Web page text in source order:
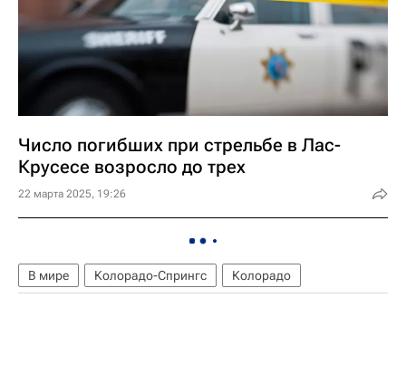
Число погибших при стрельбе в Лас-
Крусесе возросло до трех
22 марта 2025, 19:26
В мире Колорадо-Спрингс Колорадо